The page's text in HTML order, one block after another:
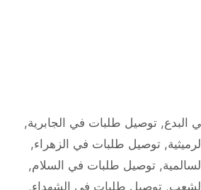
البدع,توصيل طلبات في الجابرية,
, توصيل طلبات في الزهراء,
, توصيل طلبات في السلام,
, توصيل طلبات في الشهداء,